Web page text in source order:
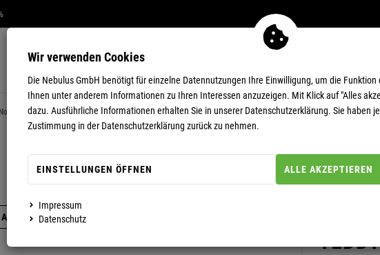
HERREN DAMEN
Norweger Strickjacke mit Teddyfell SVERRE Herren
VIDEO ABSPIELEN
Artikel-
Wir verwenden Cookies
Die Nebulus GmbH benötigt für einzelne Datennutzungen Ihre Einwilligung, um die
Ihnen unter anderem Informationen zu Ihren Interessen anzuzeigen. Mit Klick auf "Alles
dazu. Ausführliche Informationen erhalten Sie in unserer Datenschutzerklärung. Sie haben
Zustimmung in der Datenschutzerklärung zurück zu nehmen.
EINSTELLUNGEN ÖFFNEN ALLE AKZEPTIEREN
Impressum
Datenschutz